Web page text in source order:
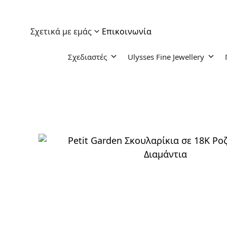
Σχετικά με εμάς Επικοινωνία
Σχεδιαστές Ulysses Fine Jewellery